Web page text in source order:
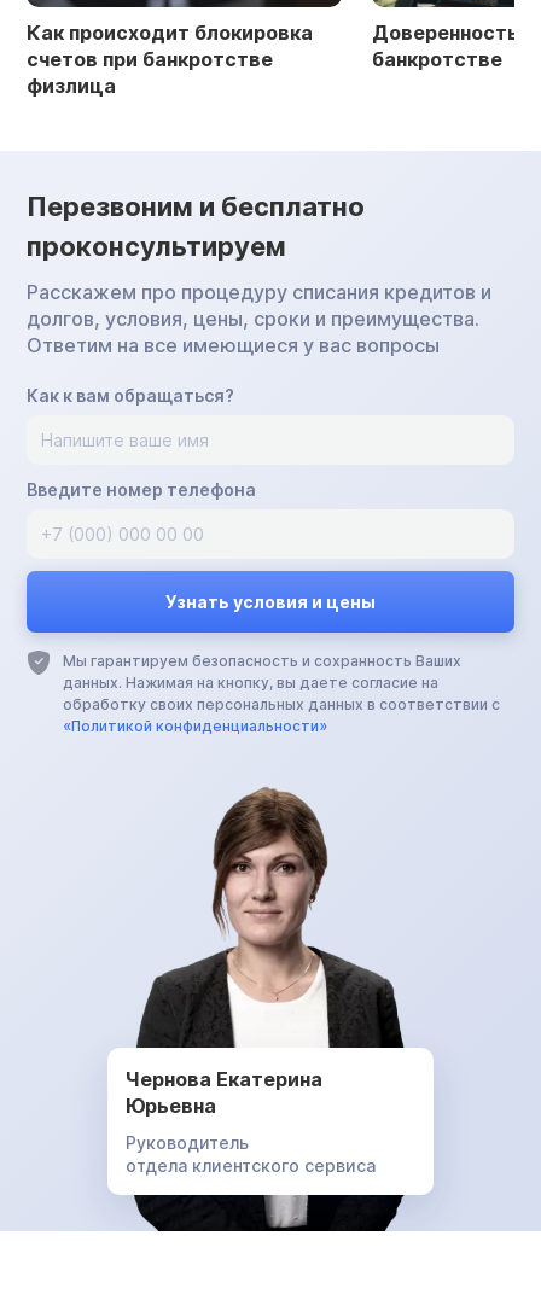
Как происходит блокировка
счетов при банкротстве
физлица
Доверенность
банкротстве
Перезвоним и бесплатно
проконсультируем
Расскажем про процедуру списания кредитов и
долгов, условия, цены, сроки и преимущества.
Ответим на все имеющиеся у вас вопросы
Как к вам обращаться?
Введите номер телефона
Мы гарантируем безопасность и сохранность Ваших
данных. Нажимая на кнопку, вы даете согласие на
обработку своих персональных данных в соответствии с
«Политикой конфиденциальности»
Чернова Екатерина
Юрьевна
Руководитель
отдела клиентского сервиса